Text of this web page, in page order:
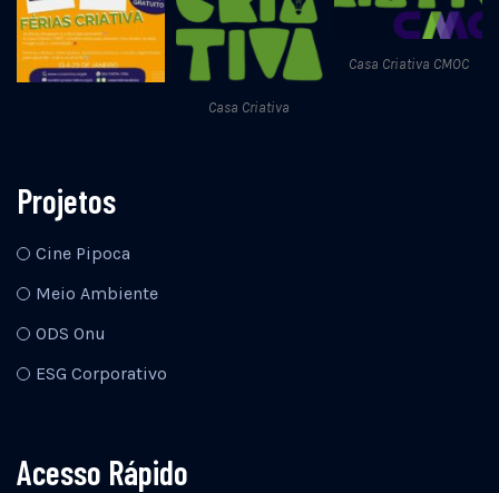
Casa Criativa
Casa Criativa CMOC
Projetos
Cine Pipoca
Meio Ambiente
ODS Onu
ESG Corporativo
Acesso Rápido